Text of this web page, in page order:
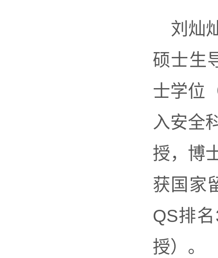
刘灿
硕士生
士学位
入安全
授，博
获国家
QS排
授）。